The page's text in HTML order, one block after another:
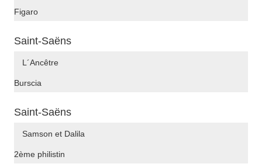
Figaro
Saint-Saëns
L´Ancêtre
Burscia
Saint-Saëns
Samson et Dalila
2ème philistin